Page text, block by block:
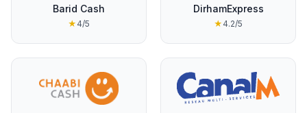
Barid Cash
★ 4/5
DirhamExpress
★ 4.2/5